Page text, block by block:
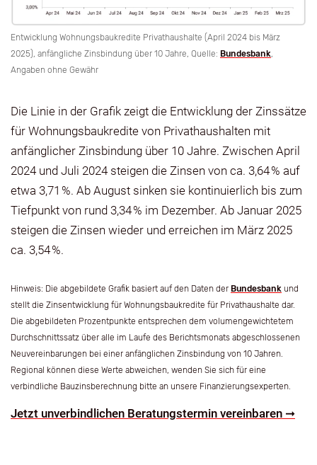
Entwicklung Wohnungsbaukredite Privathaushalte (April 2024 bis März
2025), anfängliche Zinsbindung über 10 Jahre, Quelle: Bundesbank,
Angaben ohne Gewähr
Die Linie in der Grafik zeigt die Entwicklung der Zinssätze
für Wohnungsbaukredite von Privathaushalten mit
anfänglicher Zinsbindung über 10 Jahre. Zwischen April
2024 und Juli 2024 steigen die Zinsen von ca. 3,64 % auf
etwa 3,71 %. Ab August sinken sie kontinuierlich bis zum
Tiefpunkt von rund 3,34 % im Dezember. Ab Januar 2025
steigen die Zinsen wieder und erreichen im März 2025
ca. 3,54 %.
Hinweis: Die abgebildete Grafik basiert auf den Daten der Bundesbank und
stellt die Zinsentwicklung für Wohnungsbaukredite für Privathaushalte dar.
Die abgebildeten Prozentpunkte entsprechen dem volumengewichtetem
Durchschnittssatz über alle im Laufe des Berichtsmonats abgeschlossenen
Neuvereinbarungen bei einer anfänglichen Zinsbindung von 10 Jahren.
Regional können diese Werte abweichen, wenden Sie sich für eine
verbindliche Bauzinsberechnung bitte an unsere Finanzierungsexperten.
Jetzt unverbindlichen Beratungstermin vereinbaren ➞